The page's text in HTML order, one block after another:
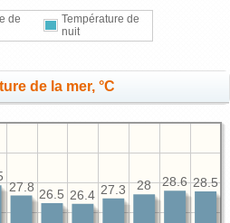
de
Température de
nuit
de la mer, °C
28.5
28.6
28
27.3
26.4
26.5
27.8